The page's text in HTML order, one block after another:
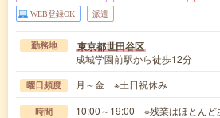
WEB登録OK 派遣
勤務地 東京都世田谷区
成城学園前駅から徒歩12分
曜日頻度 月～金 ※土日祝休み
時間 10:00～19:00 ※残業はほとんど